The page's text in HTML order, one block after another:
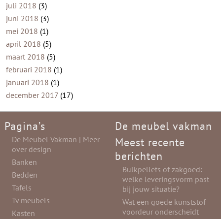
juli 2018 (3)
juni 2018 (3)
mei 2018 (1)
april 2018 (5)
maart 2018 (5)
februari 2018 (1)
januari 2018 (1)
december 2017(17)
Pagina’s
De Meubel Vakman | Meer
over design
Banken
Bedden
Tafels
Tv meubels
Kasten
De meubel vakman
Meest recente
berichten
Bulkpellets of zakgoed:
welke leveringsvorm past
bij jouw situatie?
Wat een goede kunststof
voordeur onderscheidt